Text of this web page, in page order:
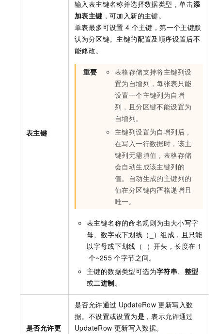
表主键
输入表主键名称并选择数据类型，单击添
加表主键 ，可加入新的主键。
单表最多可设置 4 个主键，第一个主键默
认为分区键。主键的配置及顺序设置后不
能修改。
重要 表格存储支持将主键列设
置为自增列，每张表只能
设置一个主键列为自增
列，且分区键不能设置为
自增列。
主键列设置为自增列后，
在写入一行数据时，该主
键列无需填值， 表格存储
会自动生成该主键列的
值。自动生成的主键列的
值在分区键内严格递增且
唯一。
表主键名称的命名规则为由大小写字
母、数字或下划线（_）组成，且只能
以字母或下划线（_）开头，长度在 1
个~255 个字节之间。
主键的数据类型可选为字符串、 整型
或二进制。
是否允许更
是否允许通过 UpdateRow 更新写入数
据。不设置或设置为是 ，表示允许通过
UpdateRow 更新写入数据。